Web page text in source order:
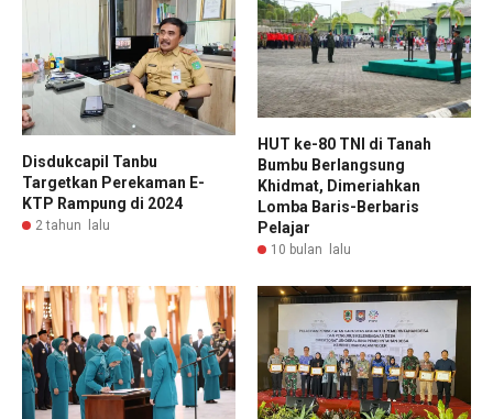
Disdukcapil Tanbu
Targetkan Perekaman E-
KTP Rampung di 2024
2 tahun lalu
HUT ke-80 TNI di Tanah
Bumbu Berlangsung
Khidmat, Dimeriahkan
Lomba Baris-Berbaris
Pelajar
10 bulan lalu